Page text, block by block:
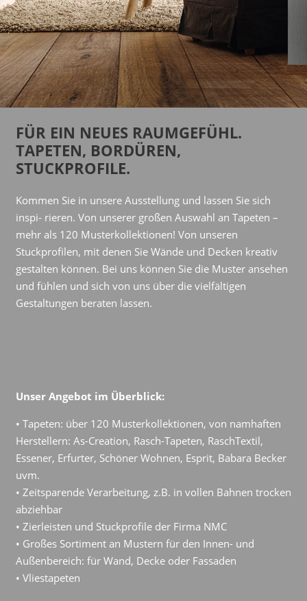
FÜR EIN NEUES RAUMGEFÜHL.
TAPETEN, BORDÜREN,
STUCKPROFILE.
Kommen Sie in unsere Ausstellung und lassen Sie sich
inspi- rieren. Von unserer großen Auswahl an Tapeten –
mehr als 120 Musterkollektionen! Von unseren
Stuckprofilen, mit denen Sie Wände und Decken kreativ
gestalten können. Bei uns können Sie die Muster ansehen
und fühlen und sich von uns über die vielfältigen
Gestaltungen beraten lassen.
Unser Angebot im Überblick:
• Tapeten: über 120 Musterkollektionen, von namhaften
Herstellern: As-Creation, Rasch-Tapeten, RaschTextil,
Essener, Erfurter, Schöner Wohnen, Esprit, Babara Becker
uvm.
• Zeitsparende Verarbeitung, z.B. in vollen Bahnen trocken
abziehbar
• Zierleisten und Stuckprofile der Firma NMC
• Großes Sortiment an Mustern für den Innen- und
Außenbereich: für Wand, Decke oder Fassaden
• Vliestapeten